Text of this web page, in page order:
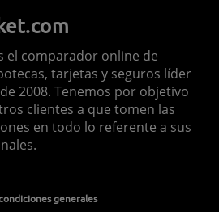
el comparador online de
tarjetas y seguros líder
2008. Tenemos por objetivo
clientes a que tomen las
en todo lo referente a sus
generales